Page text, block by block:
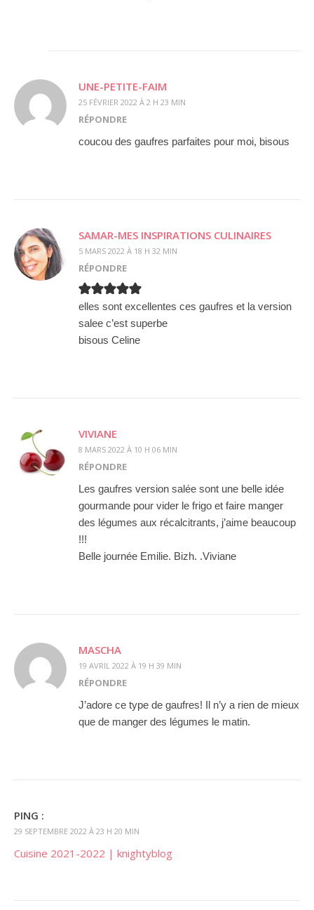
UNE-PETITE-FAIM
25 FÉVRIER 2022 À 2 H 23 MIN
RÉPONDRE
coucou des gaufres parfaites pour moi, bisous
SAMAR-MES INSPIRATIONS CULINAIRES
5 MARS 2022 À 18 H 32 MIN
RÉPONDRE
elles sont excellentes ces gaufres et la version
salee c’est superbe
bisous Celine
VIVIANE
8 MARS 2022 À 10 H 06 MIN
RÉPONDRE
Les gaufres version salée sont une belle idée
gourmande pour vider le frigo et faire manger
des légumes aux récalcitrants, j’aime beaucoup
!!!
Belle journée Emilie. Bizh. .Viviane
MASCHA
19 AVRIL 2022 À 19 H 39 MIN
RÉPONDRE
J’adore ce type de gaufres! Il n’y a rien de mieux
que de manger des légumes le matin.
PING :
29 SEPTEMBRE 2022 À 23 H 20 MIN
Cuisine 2021-2022 | knightyblog